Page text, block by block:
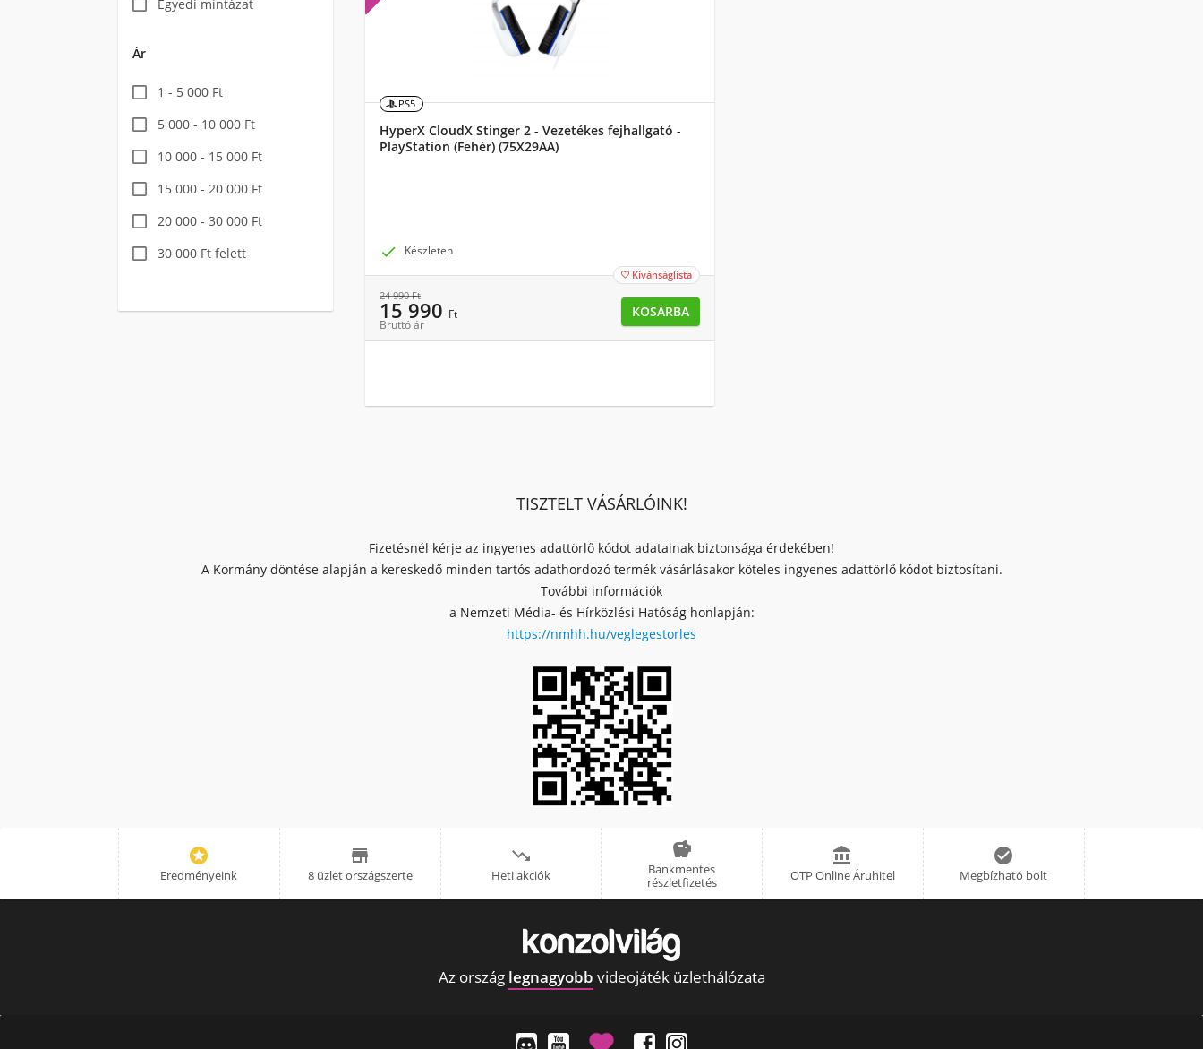
Egyedi mintázat
Ár
1 - 5 000 Ft
5 000 - 10 000 Ft
10 000 - 15 000 Ft
15 000 - 20 000 Ft
20 000 - 30 000 Ft
30 000 Ft felett
PS5
HyperX CloudX Stinger 2 - Vezetékes fejhallgató -
PlayStation (Fehér) (75X29AA)
 Készleten
 Kívánságlista
24 990Ft
15 990 Ft
Bruttó ár
KOSÁRBA
TISZTELT VÁSÁRLÓINK!
Fizetésnél kérje az ingyenes adattörlő kódot adatainak biztonsága érdekében!
A Kormány döntése alapján a kereskedő minden tartós adathordozó termék vásárlásakor köteles ingyenes adattörlő kódot biztosítani.
További információk
a Nemzeti Média- és Hírközlési Hatóság honlapján:
https://nmhh.hu/veglegestorles

Eredményeink

8 üzlet országszerte

Heti akciók

Bankmentes
részletfizetés

OTP Online Áruhitel

Megbízható bolt
Az ország legnagyobb videojáték üzlethálózata